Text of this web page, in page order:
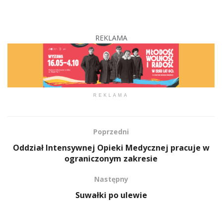
REKLAMA
REKLAMA
Poprzedni
Oddział Intensywnej Opieki Medycznej pracuje w
ograniczonym zakresie
Następny
Suwałki po ulewie